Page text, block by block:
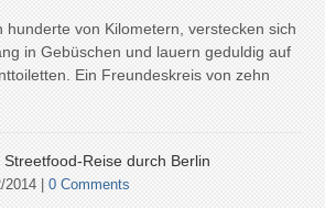
hunderte von Kilometern, verstecken sich
in Gebüschen und lauern geduldig auf
Ein Freundeskreis von zehn
Reise durch Berlin
2014 |0 Comments